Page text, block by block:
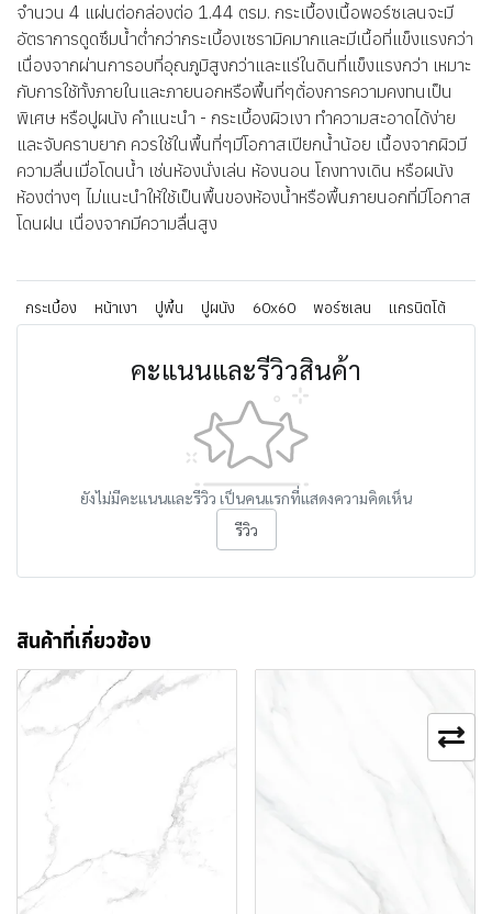
จำนวน 4 แผ่นต่อกล่องต่อ 1.44 ตรม. กระเบื้องเนื้อพอร์ซเลนจะมี
อัตราการดูดซึมน้ำต่ำกว่ากระเบื้องเซรามิคมากและมีเนื้อที่แข็งแรงกว่า
เนื่องจากผ่านการอบที่อุณภูมิสูงกว่าและแร่ในดินที่แข็งแรงกว่า เหมาะ
กับการใช้ทั้งภายในและภายนอกหรือพื้นที่ๆต้่องการความคงทนเป็น
พิเศษ หรือปูผนัง คำแนะนำ - กระเบื้องผิวเงา ทำความสะอาดได้ง่าย
และจับคราบยาก ควรใช้ในพื้นที่ๆมีโอกาสเปียกน้ำน้อย เนื้องจากผิวมี
ความลื่นเมื่อโดนน้ำ เช่นห้องนั่งเล่น ห้องนอน โถงทางเดิน หรือผนัง
ห้องต่างๆ ไม่แนะนำให้ใช้เป็นพื้นของห้องน้ำหรือพื้นภายนอกที่มีโอกาส
โดนฝน เนื่องจากมีความลื่นสูง
กระเบื้อง หน้าเงา ปูพื้น ปูผนัง 60x60 พอร์ซเลน แกรนิตโต้
คะแนนและรีวิวสินค้า
ยังไม่มีคะแนนและรีวิว เป็นคนแรกที่แสดงความคิดเห็น
รีวิว
สินค้าที่เกี่ยวข้อง